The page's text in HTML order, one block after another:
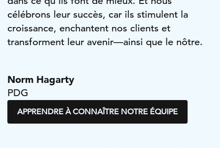
célébrons leur succès, car ils stimulent la
croissance, enchantent nos clients et
transforment leur avenir—ainsi que le nôtre.
Norm Hagarty
PDG
APPRENDRE À CONNAÎTRE NOTRE ÉQUIPE